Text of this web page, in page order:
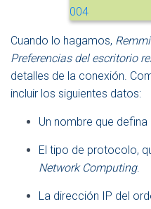
Cuando lo hagamos,
Preferencias del escritorio
detalles de la conexión.
incluir los siguientes datos:
Un nombre que
El tipo de protocolo,
Network Computing.
La dirección IP del